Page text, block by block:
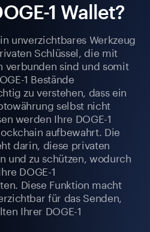
1 Wallet?
unverzichtbares Werkzeug
Schlüssel, die mit
verbunden sind und somit
1 Bestände
zu verstehen, dass ein
selbst nicht
werden Ihre DOGE-1
aufbewahrt. Die
darin, diese privaten
und zu schützen, wodurch
DOGE-1
Diese Funktion macht
für das Senden,
Ihrer DOGE-1